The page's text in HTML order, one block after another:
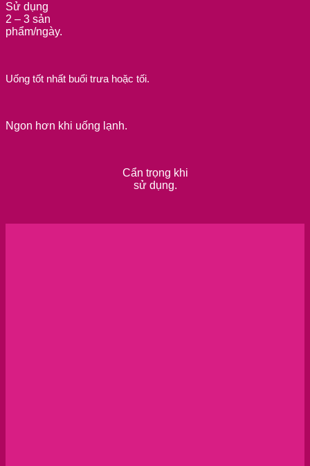
Sử dụng
2 – 3 sản
phẩm/ngày.
Uống tốt nhất buổi trưa hoặc tối.
Ngon hơn khi uống lạnh.
Cẩn trọng khi
sử dụng.